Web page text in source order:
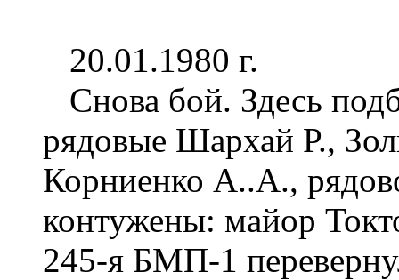
20.01.1980 г.
Снова бой. Здесь
рядовые Шархай Р.,
Корниенко А..А.,
контужены: майор
245-я БМП-1